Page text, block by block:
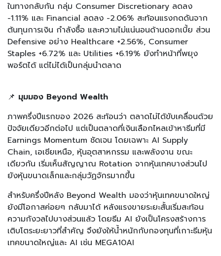
ในทางกลับกัน กลุ่ม Consumer Discretionary ลดลง
-1.11% และ Financial ลดลง -2.06% สะท้อนแรงกดดันจาก
ต้นทุนการเงิน กำลังซื้อ และความไม่แน่นอนด้านดอกเบี้ย ส่วน
Defensive อย่าง Healthcare +2.56%, Consumer
Staples +6.72% และ Utilities +6.19% ยังทำหน้าที่พยุง
พอร์ตได้ แต่ไม่ได้เป็นกลุ่มนำตลาด
📌 มุมมอง Beyond Wealth
ภาพครึ่งปีแรกของ 2026 สะท้อนว่า ตลาดไม่ได้ขับเคลื่อนด้วย
ปัจจัยเดียวอีกต่อไป แต่เป็นตลาดที่เงินเลือกไหลเข้าหาธีมที่มี
Earnings Momentum ชัดเจน โดยเฉพาะ AI Supply
Chain, เอเชียเหนือ, หุ้นอุตสาหกรรม และพลังงาน ขณะ
เดียวกัน เริ่มเห็นสัญญาณ Rotation จากหุ้นเทคบางส่วนไป
ยังหุ้นขนาดเล็กและกลุ่มวัฏจักรมากขึ้น
สำหรับครึ่งปีหลัง Beyond Wealth มองว่าหุ้นเทคขนาดใหญ่
ยังมีโอกาสค่อยๆ กลับมาได้ หลังแรงขายระยะสั้นเริ่มสะท้อน
ความกังวลไปบางส่วนแล้ว โดยธีม AI ยังเป็นโครงสร้างการ
เติบโตระยะยาวที่สำคัญ จึงยังให้น้ำหนักกับกองทุนที่เกาะธีมหุ้น
เทคขนาดใหญ่และ AI เช่น MEGA10AI